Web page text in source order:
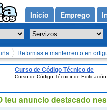
Reformas e mantemento en
Curso de Código Técnico de
Edificación
Curso de Código Técnico de Edificación
Inicio Emprego
O teu anuncio destacado